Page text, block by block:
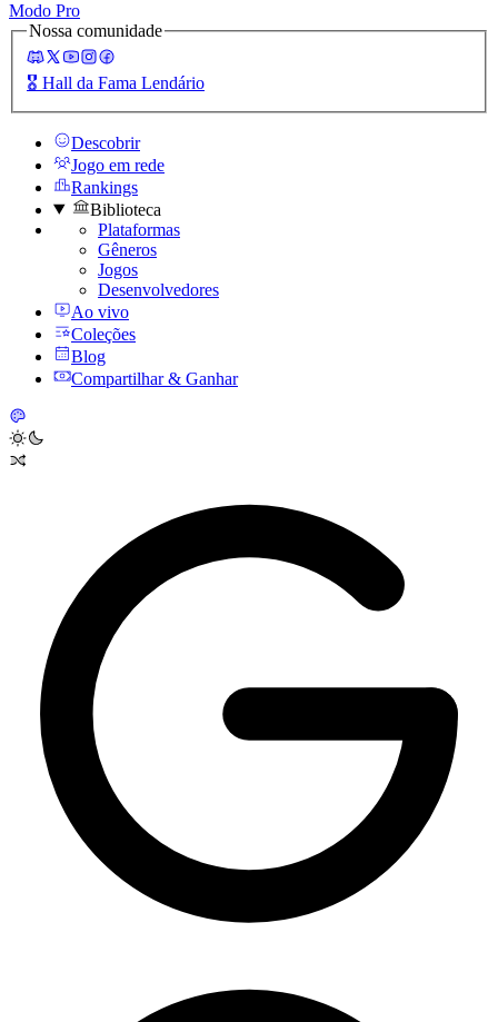
Modo Pro
Nossa comunidade
🎖️ Hall da Fama Lendário
Descobrir
Jogo em rede
Rankings
Biblioteca
Plataformas
Gêneros
Jogos
Desenvolvedores
Ao vivo
Coleções
Blog
Compartilhar & Ganhar